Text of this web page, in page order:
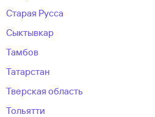
Старая Русса
Сыктывкар
Тамбов
Татарстан
Тверская область
Тольятти